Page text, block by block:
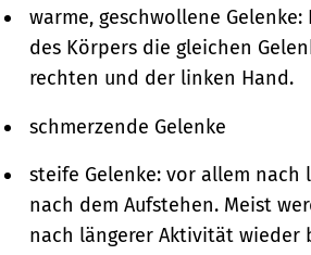
warme, geschwollene
des Körpers die gleichen
rechten und der linken Hand.
schmerzende Gelenke
steife Gelenke: vor allem nach
nach dem Aufstehen. Meist
nach längerer Aktivität wieder